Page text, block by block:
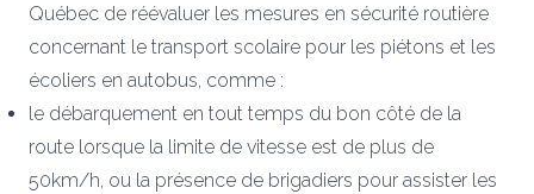
Québec de réévaluer les mesures en sécurité routière
concernant le transport scolaire pour les piétons et les
écoliers en autobus, comme :
le débarquement en tout temps du bon côté de la
route lorsque la limite de vitesse est de plus de
50km/h, ou la présence de brigadiers pour assister les